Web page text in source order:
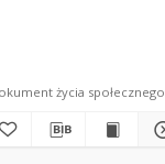
życia społecznego